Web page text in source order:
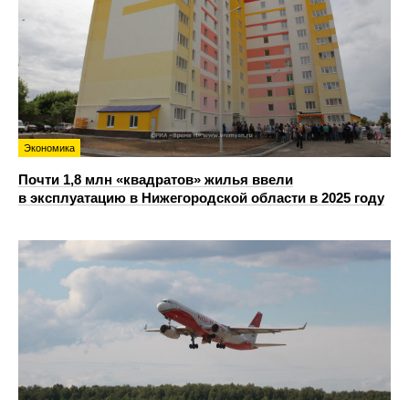
Экономика
Почти 1,8 млн «квадратов» жилья ввели
в эксплуатацию в Нижегородской области в 2025 году